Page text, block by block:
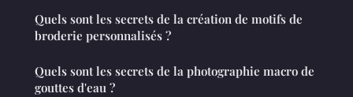
Quels sont les secrets de la création de motifs de
broderie personnalisés ?
Quels sont les secrets de la photographie macro de
gouttes d'eau ?